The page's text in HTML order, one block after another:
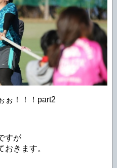
ぉ！！！part2
すが
おきます。